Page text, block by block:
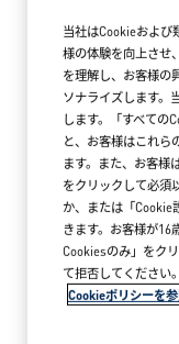
2026年5月18日
当社はCookieおよび
様の体験を向上させ
を理解し、お客様の
ソナライズします。
します。「すべての
と、お客様はこれら
ます。また、お客様
をクリックして必須
か、または「Cookie
きます。お客様が16
Cookiesのみ」をク
て拒否してください
Cookieポリシーを